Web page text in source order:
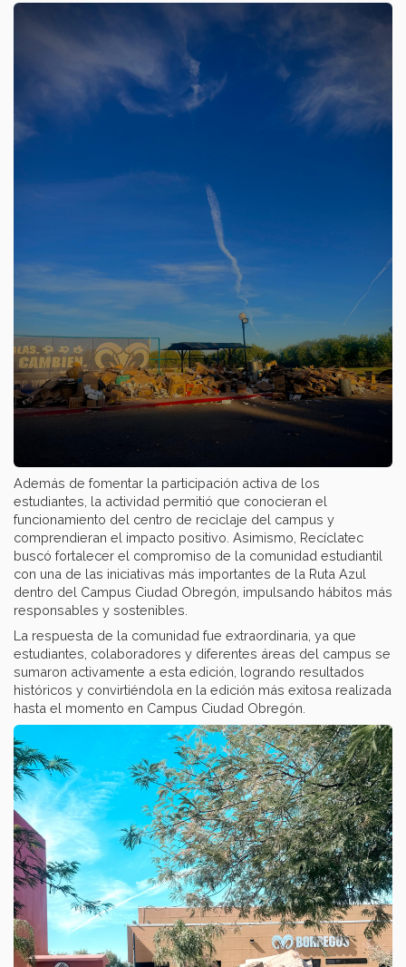
Además de fomentar la participación activa de los
estudiantes, la actividad permitió que conocieran el
funcionamiento del centro de reciclaje del campus y
comprendieran el impacto positivo. Asimismo, Recíclatec
buscó fortalecer el compromiso de la comunidad estudiantil
con una de las iniciativas más importantes de la Ruta Azul
dentro del Campus Ciudad Obregón, impulsando hábitos más
responsables y sostenibles.
La respuesta de la comunidad fue extraordinaria, ya que
estudiantes, colaboradores y diferentes áreas del campus se
sumaron activamente a esta edición, logrando resultados
históricos y convirtiéndola en la edición más exitosa realizada
hasta el momento en Campus Ciudad Obregón.